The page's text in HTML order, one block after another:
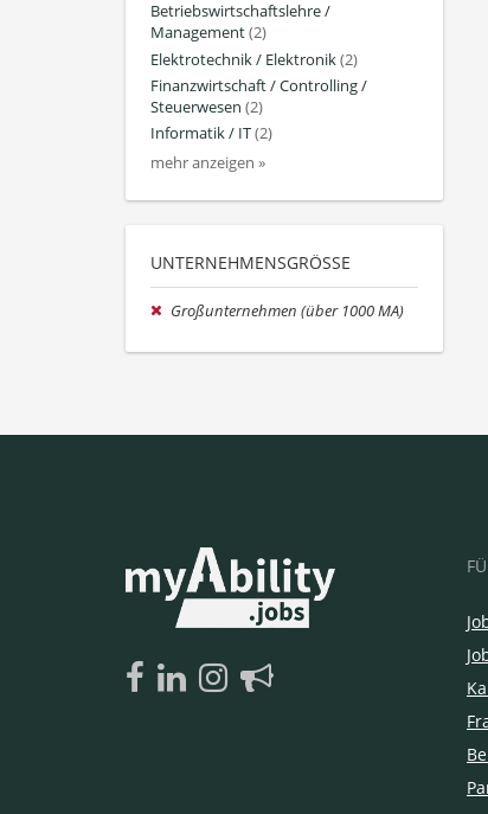
Betriebswirtschaftslehre /
Management(2)
Elektrotechnik / Elektronik(2)
Finanzwirtschaft / Controlling /
Steuerwesen (2)
Informatik / IT(2)
mehr anzeigen »
UNTERNEHMENSGRÖSSE
Großunternehmen (über 1000 MA)